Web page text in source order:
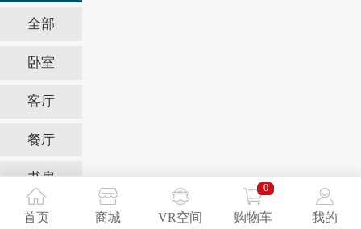
全部
卧室
客厅
餐厅
书房
办公室
首页 商城 VR空间
0
购物车 我的